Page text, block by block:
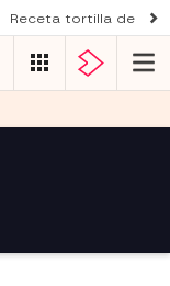
Receta tortilla de